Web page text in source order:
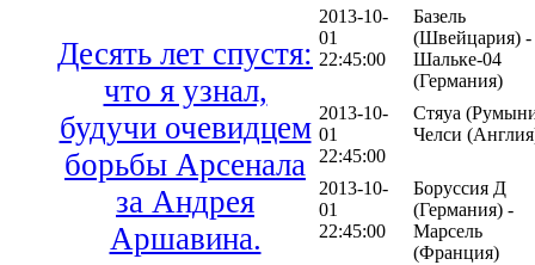
Десять лет спустя:
что я узнал,
будучи очевидцем
борьбы Арсенала
за Андрея
Аршавина.
2013-10-
01
22:45:00
Базель
(Швейцария) -
Шальке-04
(Германия)
2013-10-
01
22:45:00
Стяуа
Челси
2013-10-
01
22:45:00
Боруссия Д
(Германия) -
Марсель
(Франция)